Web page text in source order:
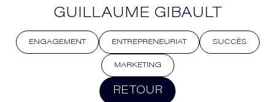
GUILLAUME GIBAULT
ENGAGEMENT ENTREPRENEURIAT SUCCÈS
MARKETING
RETOUR